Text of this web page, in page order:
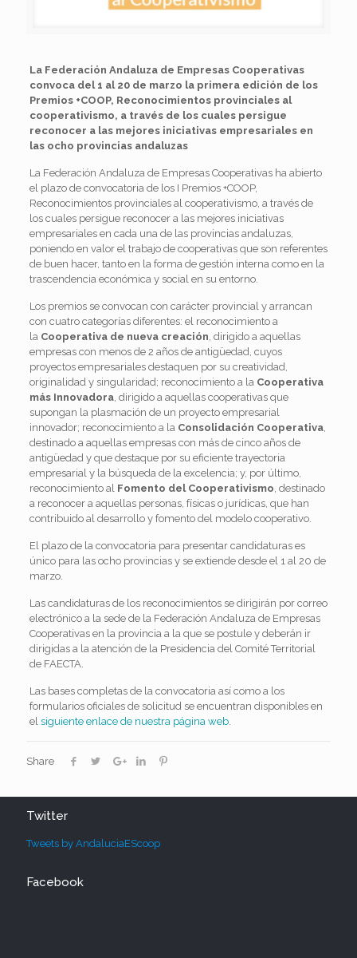
La Federación Andaluza de Empresas Cooperativas
convoca del 1 al 20 de marzo la primera edición de los
Premios +COOP, Reconocimientos provinciales al
cooperativismo, a través de los cuales persigue
reconocer a las mejores iniciativas empresariales en
las ocho provincias andaluzas
La Federación Andaluza de Empresas Cooperativas ha abierto
el plazo de convocatoria de los I Premios +COOP,
Reconocimientos provinciales al cooperativismo, a través de
los cuales persigue reconocer a las mejores iniciativas
empresariales en cada una de las provincias andaluzas,
poniendo en valor el trabajo de cooperativas que son referentes
de buen hacer, tanto en la forma de gestión interna como en la
trascendencia económica y social en su entorno.
Los premios se convocan con carácter provincial y arrancan
con cuatro categorías diferentes: el reconocimiento a
la Cooperativa de nueva creación , dirigido a aquellas
empresas con menos de 2 años de antigüedad, cuyos
proyectos empresariales destaquen por su creatividad,
originalidad y singularidad; reconocimiento a la Cooperativa
más Innovadora, dirigido a aquellas cooperativas que
supongan la plasmación de un proyecto empresarial
innovador; reconocimiento a la Consolidación Cooperativa,
destinado a aquellas empresas con más de cinco años de
antigüedad y que destaque por su eficiente trayectoria
empresarial y la búsqueda de la excelencia; y, por último,
reconocimiento al Fomento del Cooperativismo , destinado
a reconocer a aquellas personas, físicas o jurídicas, que han
contribuido al desarrollo y fomento del modelo cooperativo.
El plazo de la convocatoria para presentar candidaturas es
único para las ocho provincias y se extiende desde el 1 al 20 de
marzo.
Las candidaturas de los reconocimientos se dirigirán por correo
electrónico a la sede de la Federación Andaluza de Empresas
Cooperativas en la provincia a la que se postule y deberán ir
dirigidas a la atención de la Presidencia del Comité Territorial
de FAECTA.
Las bases completas de la convocatoria así como a los
formularios oficiales de solicitud se encuentran disponibles en
el siguiente enlace de nuestra página web.
Share
Twitter
Tweets by AndaluciaEScoop
Facebook